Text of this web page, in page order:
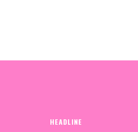
HEADLINE